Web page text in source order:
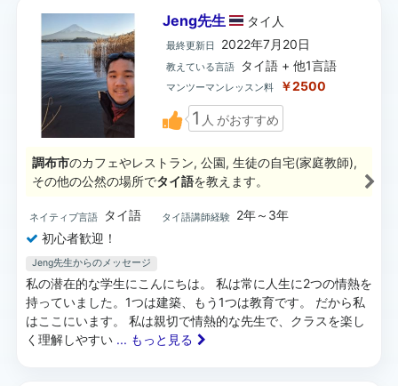
Jeng先生 タイ 人
最終更新日 2022年7月20日
教えている言語 タイ語 + 他1言語
マンツーマンレッスン料 ￥2500
1 人 がおすすめ
調布市のカフェやレストラン, 公園, 生徒の自宅(家庭教師),
その他の公然の場所でタイ語を教えます。
ネイティブ言語 タイ語 タイ語講師経験
2年～3年
初心者歓迎！
Jeng先生からのメッセージ
私の潜在的な学生にこんにちは。 私は常に人生に2つの情熱を
持っていました。1つは建築、もう1つは教育です。 だから私
はここにいます。 私は親切で情熱的な先生で、クラスを楽し
く理解しやすい ... もっと見る